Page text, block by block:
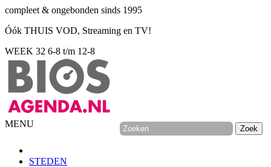
compleet & ongebonden sinds 1995
Óók THUIS VOD, Streaming en TV!
WEEK 32 6-8 t/m 12-8
MENU
STEDEN